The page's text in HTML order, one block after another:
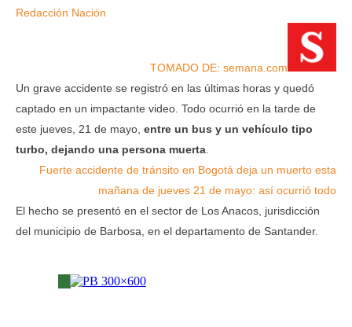
Redacción Nación
TOMADO DE: semana.com
Un grave accidente se registró en las últimas horas y quedó
captado en un impactante video. Todo ocurrió en la tarde de
este jueves, 21 de mayo, entre un bus y un vehículo tipo
turbo, dejando una persona muerta
Fuerte accidente de tránsito en Bogotá deja un muerto esta
mañana de jueves 21 de mayo: así ocurrió todo
El hecho se presentó en el sector de Los Anacos, jurisdicción
del municipio de Barbosa, en el departamento de Santander.